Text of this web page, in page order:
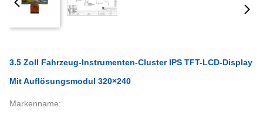
3.5 Zoll Fahrzeug-Instrumenten-Cluster IPS TFT-LCD-Display
Mit Auflösungsmodul 320×240
Markenname: